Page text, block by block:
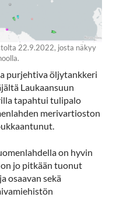
22.9.2022, josta näkyy
purjehtiva öljytankkeri
Laukaansuun
tapahtui tulipalo
merivartioston
on hyvin
jo pitkään tuonut
osaavan sekä